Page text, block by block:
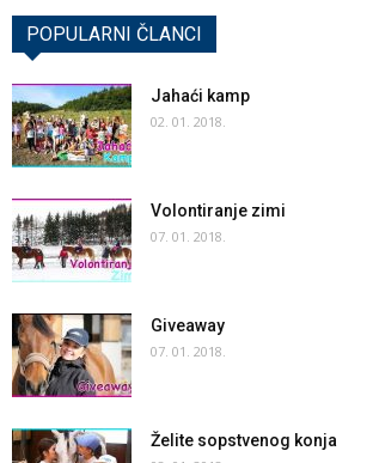
POPULARNI ČLANCI
Jahaći kamp
02. 01. 2018.
Volontiranje zimi
07. 01. 2018.
Giveaway
07. 01. 2018.
Želite sopstvenog konja